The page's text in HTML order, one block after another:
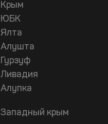
Крым
ЮБК
Ялта
Алушта
Гурзуф
Ливадия
Алупка
Западный крым